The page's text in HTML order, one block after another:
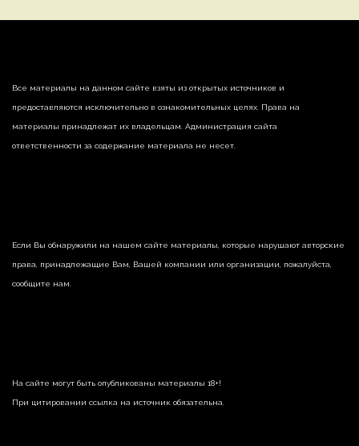
Все материалы на данном сайте взяты из открытых источников и
предоставляются исключительно в ознакомительных целях. Права на
материалы принадлежат их владельцам. Администрация сайта
ответственности за содержание материала не несет.
Если Вы обнаружили на нашем сайте материалы, которые нарушают авторские
права, принадлежащие Вам, Вашей компании или организации, пожалуйста,
сообщите нам.
На сайте могут быть опубликованы материалы 18+!
При цитировании ссылка на источник обязательна.